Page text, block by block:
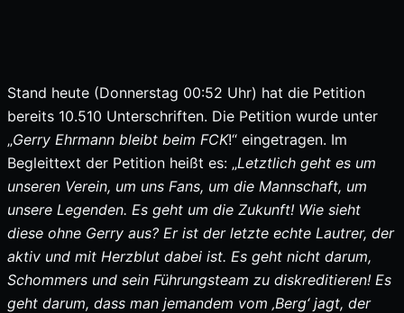
Stand heute (Donnerstag 00:52 Uhr) hat die Petition
bereits 10.510 Unterschriften. Die Petition wurde unter
„Gerry Ehrmann bleibt beim FCK!“ eingetragen. Im
Begleittext der Petition heißt es: „Letztlich geht es um
unseren Verein, um uns Fans, um die Mannschaft, um
unsere Legenden. Es geht um die Zukunft! Wie sieht
diese ohne Gerry aus? Er ist der letzte echte Lautrer, der
aktiv und mit Herzblut dabei ist. Es geht nicht darum,
Schommers und sein Führungsteam zu diskreditieren! Es
geht darum, dass man jemandem vom ‚Berg‘ jagt, der